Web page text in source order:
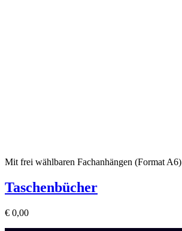
Mit frei wählbaren Fachanhängen (Format A6)
Taschenbücher
€ 0,00